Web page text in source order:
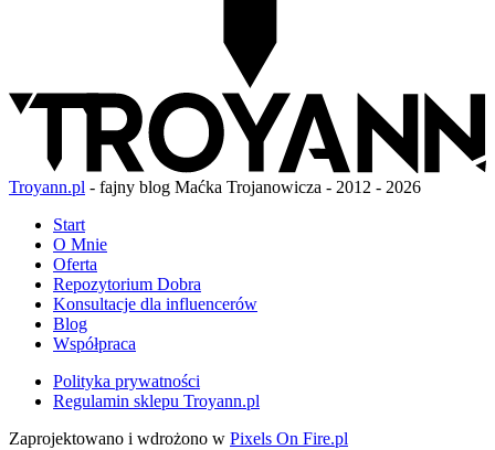
Troyann.pl - fajny blog Maćka Trojanowicza - 2012 - 2026
Start
O Mnie
Oferta
Repozytorium Dobra
Konsultacje dla influencerów
Blog
Współpraca
Polityka prywatności
Regulamin sklepu Troyann.pl
Zaprojektowano i wdrożono w Pixels On Fire.pl